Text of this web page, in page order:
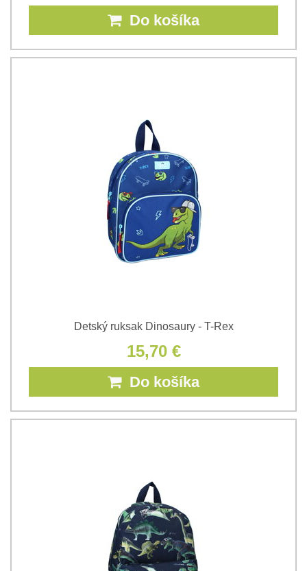
Do košíka
Detský ruksak Dinosaury - T-Rex
15,70 €
Do košíka